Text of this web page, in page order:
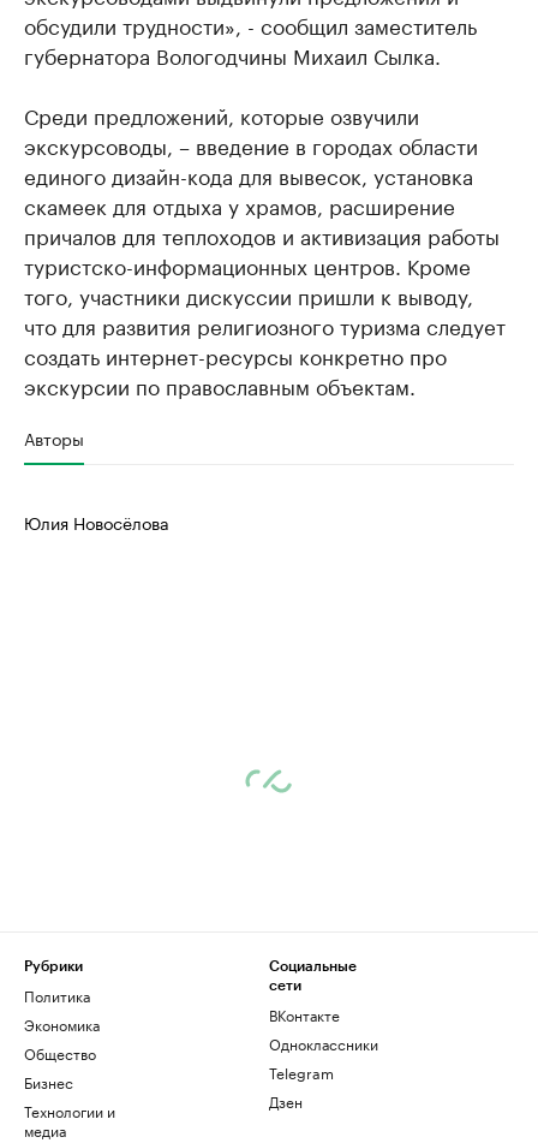
обсудили трудности», - сообщил заместитель
губернатора Вологодчины Михаил Сылка.
Среди предложений, которые озвучили
экскурсоводы, – введение в городах области
единого дизайн-кода для вывесок, установка
скамеек для отдыха у храмов, расширение
причалов для теплоходов и активизация работы
туристско-информационных центров. Кроме
того, участники дискуссии пришли к выводу,
что для развития религиозного туризма следует
создать интернет-ресурсы конкретно про
экскурсии по православным объектам.
Авторы
Юлия Новосёлова
Рубрики
Политика
Экономика
Общество
Бизнес
Технологии и
медиа
Социальные
сети
ВКонтакте
Одноклассники
Telegram
Дзен